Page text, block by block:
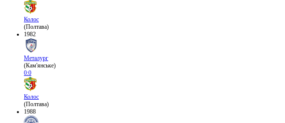
Колос
(Полтава)
1982
Металург
(Кам'янське)
0:0
Колос
(Полтава)
1988